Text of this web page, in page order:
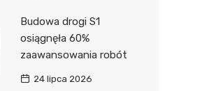
Budowa drogi S1
osiągnęła 60%
zaawansowania robót
24 lipca 2026